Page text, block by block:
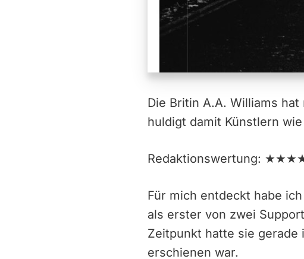
Die Britin A.A. Williams
huldigt damit Künstlern
Redaktionswertung:
Für mich entdeckt habe
als erster von zwei
Zeitpunkt hatte sie gerade
erschienen war.